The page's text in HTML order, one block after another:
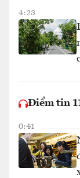
4:23
Điểm tin
0:41